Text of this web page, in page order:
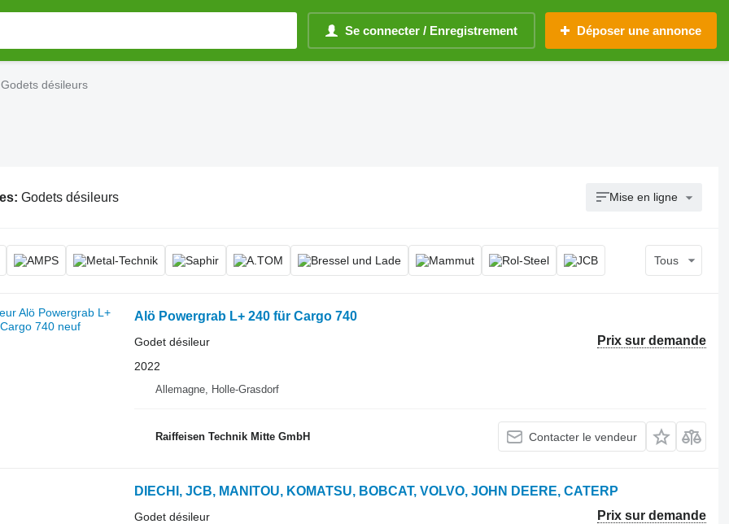
Se connecter / Enregistrement Déposer une annonce
Godets désileurs
Godets désileurs Mise en ligne
Tous
Alö Powergrab L+ 240 für Cargo 740
Prix sur demande
Godet désileur
2022
Allemagne, Holle-Grasdorf
Raiffeisen Technik Mitte GmbH Contacter le vendeur
DIECHI, JCB, MANITOU, KOMATSU, BOBCAT, VOLVO, JOHN DEERE, CATERP
Prix sur demande
Godet désileur